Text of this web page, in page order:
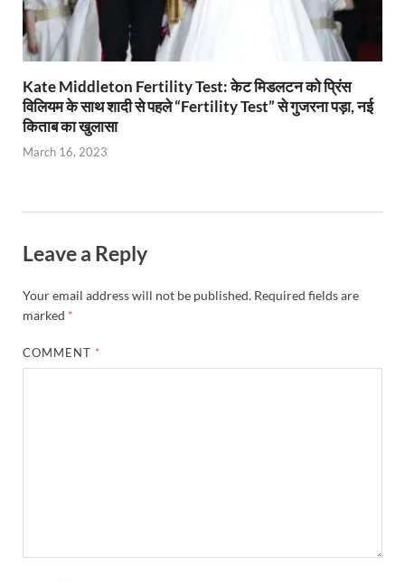
Kate Middleton Fertility Test: केट मिडलटन को प्रिंस
विलियम के साथ शादी से पहले “Fertility Test” से गुजरना पड़ा, नई
किताब का खुलासा
March 16, 2023
Leave a Reply
Your email address will not be published. Required fields are
marked *
COMMENT *